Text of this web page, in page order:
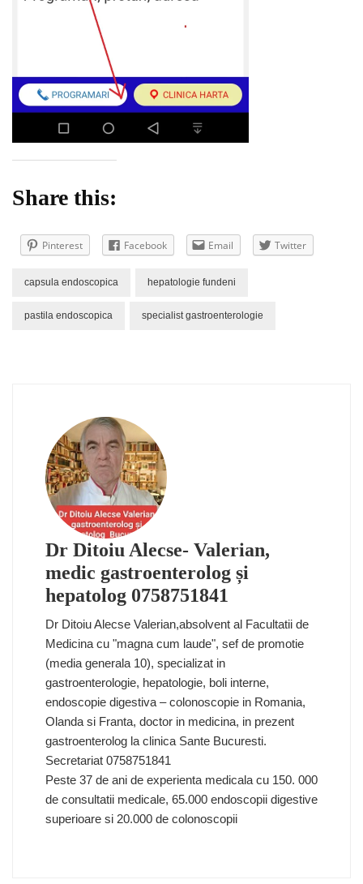
Share this:
Pinterest Facebook Email Twitter
capsula endoscopica hepatologie fundeni
pastila endoscopica specialist gastroenterologie
Dr Ditoiu Alecse- Valerian,
medic gastroenterolog și
hepatolog 0758751841
Dr Ditoiu Alecse Valerian,absolvent al Facultatii de
Medicina cu "magna cum laude", sef de promotie
(media generala 10), specializat in
gastroenterologie, hepatologie, boli interne,
endoscopie digestiva – colonoscopie in Romania,
Olanda si Franta, doctor in medicina, in prezent
gastroenterolog la clinica Sante Bucuresti.
Secretariat 0758751841
Peste 37 de ani de experienta medicala cu 150. 000
de consultatii medicale, 65.000 endoscopii digestive
superioare si 20.000 de colonoscopii